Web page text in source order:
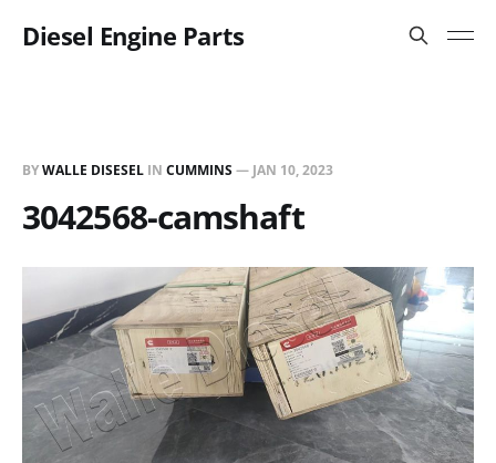
Diesel Engine Parts
BYWALLE DISESEL IN CUMMINS— JAN 10, 2023
3042568-camshaft